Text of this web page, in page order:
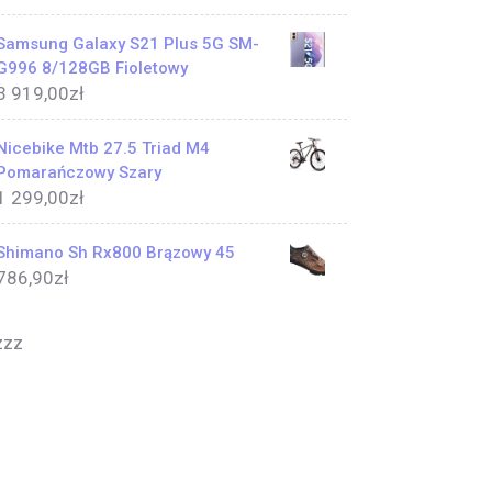
Galaxy S21 Plus 5G SM-
8/128GB Fioletowy
919,00zł
Mtb 27.5 Triad M4
Szary
299,00zł
Sh Rx800 Brązowy 45
zł